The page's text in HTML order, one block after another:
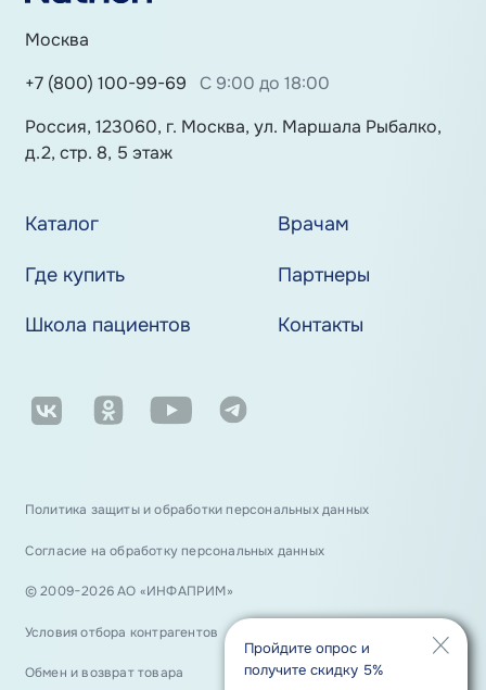
Пройдите опрос и
получите скидку 5%
Москва
+7 (800) 100-99-69
С 9:00 до 18:00
Россия, 123060, г. Москва, ул. Маршала Рыбалко,
д.2, стр. 8, 5 этаж
Каталог
Врачам
Где купить
Партнеры
Школа пациентов
Контакты
Политика защиты и обработки персональных данных
Согласие на обработку персональных данных
© 2009−2026 АО «ИНФАПРИМ»
Условия отбора контрагентов
Обмен и возврат товара